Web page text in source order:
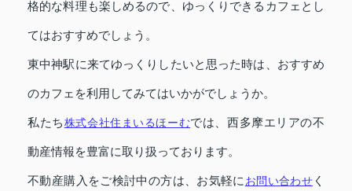
格的な料理も楽しめるので、ゆっくりできるカフェとし
てはおすすめでしょう。
東中神駅に来てゆっくりしたいと思った時は、おすすめ
のカフェを利用してみてはいかがでしょうか。
私たち株式会社住まいるほーむでは、西多摩エリアの不
動産情報を豊富に取り扱っております。
不動産購入をご検討中の方は、お気軽に お問い合わせ く